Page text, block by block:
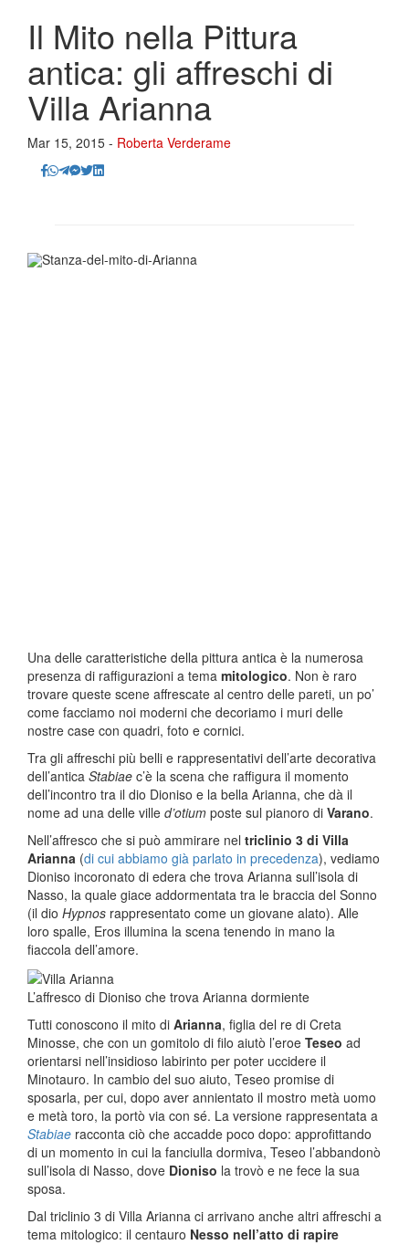
Il Mito nella Pittura
antica: gli affreschi di
Villa Arianna
Mar 15, 2015 - Roberta Verderame
Una delle caratteristiche della pittura antica è la numerosa
presenza di raffigurazioni a tema mitologico. Non è raro
trovare queste scene affrescate al centro delle pareti, un po’
come facciamo noi moderni che decoriamo i muri delle
nostre case con quadri, foto e cornici.
Tra gli affreschi più belli e rappresentativi dell’arte decorativa
dell’antica Stabiae c’è la scena che raffigura il momento
dell’incontro tra il dio Dioniso e la bella Arianna, che dà il
nome ad una delle ville d’otium poste sul pianoro di Varano.
Nell’affresco che si può ammirare nel triclinio 3 di Villa
Arianna (di cui abbiamo già parlato in precedenza), vediamo
Dioniso incoronato di edera che trova Arianna sull’isola di
Nasso, la quale giace addormentata tra le braccia del Sonno
(il dio Hypnos rappresentato come un giovane alato). Alle
loro spalle, Eros illumina la scena tenendo in mano la
fiaccola dell’amore.
L’affresco di Dioniso che trova Arianna dormiente
Tutti conoscono il mito di Arianna, figlia del re di Creta
Minosse, che con un gomitolo di filo aiutò l’eroe Teseo ad
orientarsi nell’insidioso labirinto per poter uccidere il
Minotauro. In cambio del suo aiuto, Teseo promise di
sposarla, per cui, dopo aver annientato il mostro metà uomo
e metà toro, la portò via con sé. La versione rappresentata a
Stabiae racconta ciò che accadde poco dopo: approfittando
di un momento in cui la fanciulla dormiva, Teseo l’abbandonò
sull’isola di Nasso, dove Dioniso la trovò e ne fece la sua
sposa.
Dal triclinio 3 di Villa Arianna ci arrivano anche altri affreschi a
tema mitologico: il centauro Nesso nell’atto di rapire